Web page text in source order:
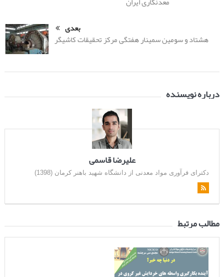
بعدی
هشتاد و سومین سمینار هفتگی مرکز تحقیقات کاشیگر
درباره نویسنده
علیرضا قاسمی
دکترای فرآوری مواد معدنی از دانشگاه شهید باهنر کرمان (1398)
مطالب مرتبط